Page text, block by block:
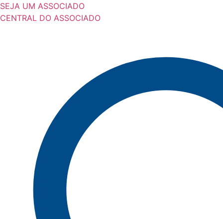
SEJA UM ASSOCIADO
CENTRAL DO ASSOCIADO